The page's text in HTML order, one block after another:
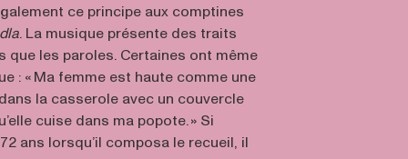
ce principe aux comptines
. La musique présente des traits
que les paroles. Certaines ont même
: « Ma femme est haute comme une
la casserole avec un couvercle
cuise dans ma popote. » Si
ans lorsqu’il composa le recueil, il